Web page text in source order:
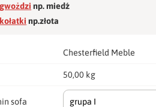
gwożdzi np. miedź
kołatki np.złota
Chesterfield Meble
50,00 kg
sofa grupa I